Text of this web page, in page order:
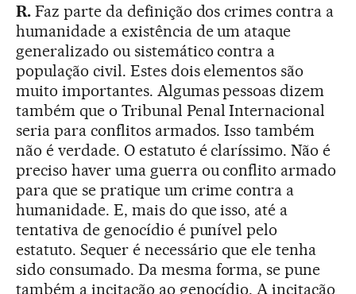
R.Faz parte da definição dos crimes contra a
humanidade a existência de um ataque
generalizado ou sistemático contra a
população civil. Estes dois elementos são
muito importantes. Algumas pessoas dizem
também que o Tribunal Penal Internacional
seria para conflitos armados. Isso também
não é verdade. O estatuto é claríssimo. Não é
preciso haver uma guerra ou conflito armado
para que se pratique um crime contra a
humanidade. E, mais do que isso, até a
tentativa de genocídio é punível pelo
estatuto. Sequer é necessário que ele tenha
sido consumado. Da mesma forma, se pune
também a incitação ao genocídio. A incitação